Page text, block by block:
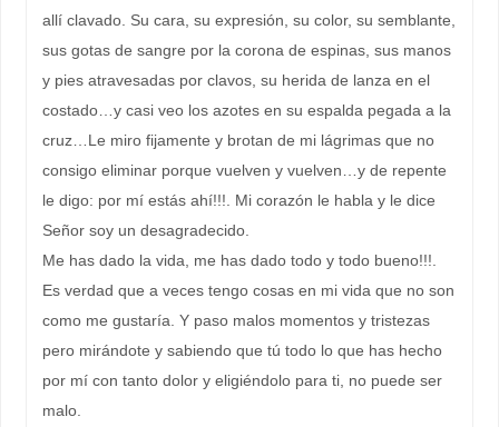
allí clavado. Su cara, su expresión, su color, su semblante,
sus gotas de sangre por la corona de espinas, sus manos
y pies atravesadas por clavos, su herida de lanza en el
costado…y casi veo los azotes en su espalda pegada a la
cruz…Le miro fijamente y brotan de mi lágrimas que no
consigo eliminar porque vuelven y vuelven…y de repente
le digo: por mí estás ahí!!!. Mi corazón le habla y le dice
Señor soy un desagradecido.
Me has dado la vida, me has dado todo y todo bueno!!!.
Es verdad que a veces tengo cosas en mi vida que no son
como me gustaría. Y paso malos momentos y tristezas
pero mirándote y sabiendo que tú todo lo que has hecho
por mí con tanto dolor y eligiéndolo para ti, no puede ser
malo.